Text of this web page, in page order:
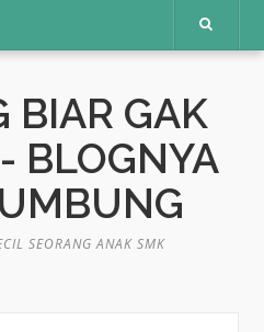
BIAR GAK
BLOGNYA
SEORANG ANAK SMK